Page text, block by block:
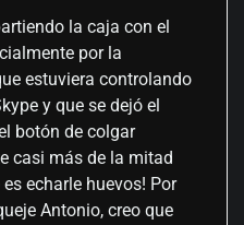
la caja con el
por la
estuviera controlando
y que se dejó el
botón de colgar
casi más de la mitad
echarle huevos! Por
Antonio, creo que